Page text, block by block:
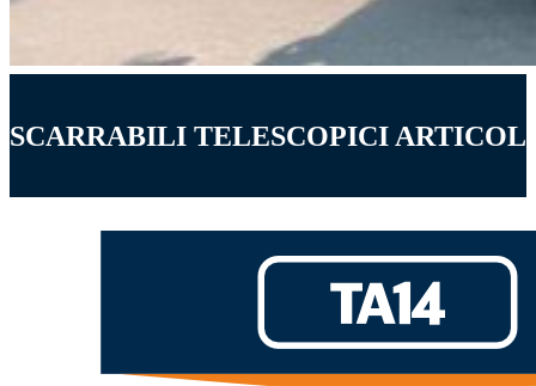
SCARRABILI TELESCOPICI